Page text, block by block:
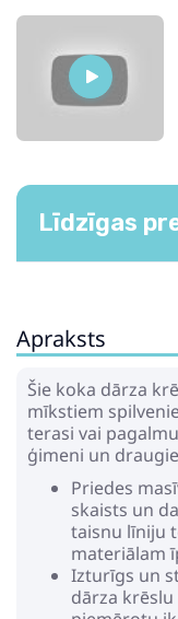
Līdzīgas
Apraksts
Šie koka dārza
mīkstiem
terasi vai
ģimeni un
Priedes
skaists un
taisnu līniju
materiālam
Izturīgs un
dārza